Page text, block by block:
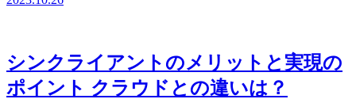
シンクライアントのメリットと実現の
ポイント クラウドとの違いは？